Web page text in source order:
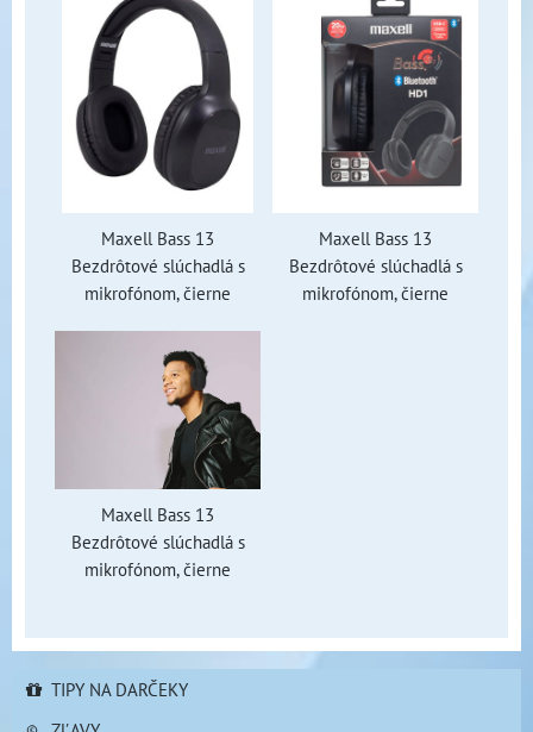
Maxell Bass 13
Bezdrôtové slúchadlá s
mikrofónom, čierne
Maxell Bass 13
Bezdrôtové slúchadlá s
mikrofónom, čierne
Maxell Bass 13
Bezdrôtové slúchadlá s
mikrofónom, čierne
TIPY NA DARČEKY